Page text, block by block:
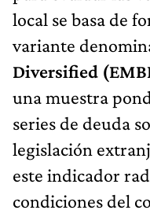
local se basa de
variante
Diversified
una muestra
series de deuda
legislación
este indicador
condiciones del